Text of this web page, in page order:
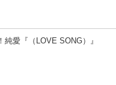
愛『（LOVE SONG）』